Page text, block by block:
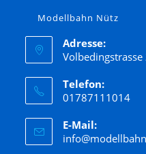
Modellbahn Nütz
Adresse:
Telefon:
01787111014
E-Mail: